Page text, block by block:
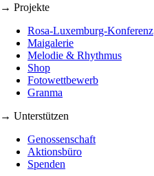
→ Projekte
Rosa-Luxemburg-Konferenz
Maigalerie
Melodie & Rhythmus
Shop
Fotowettbewerb
Granma
→ Unterstützen
Genossenschaft
Aktionsbüro
Spenden